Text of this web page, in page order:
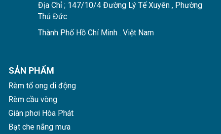
Địa Chỉ ; 147/10/4 Đường Lý Tế Xuyên , Phường
Thủ Đức
Thành Phố Hồ Chí Minh . Việt Nam
SẢN PHẨM
Rèm tổ ong di động
Rèm cầu vòng
Giàn phơi Hòa Phát
Bạt che nắng mưa